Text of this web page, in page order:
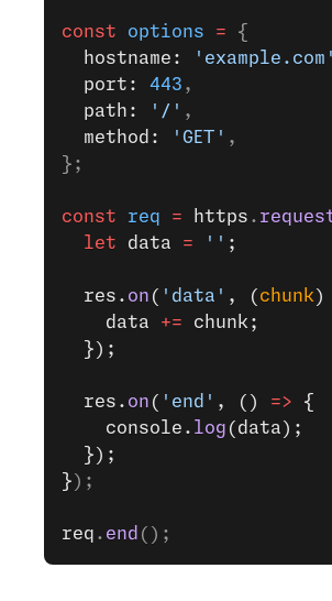
const options = {
  hostname:
'example.com'
  port:
443 ,
  path:
'/' ,
  method:
'GET' ,
};
const req = https .
  let
data = '' ;
  res.
on ( 'data' , ( chunk )
    data
+= chunk;
  });
  res.
on ( 'end' , () => {
    console.
log (data);
  });
} );
req . end ();